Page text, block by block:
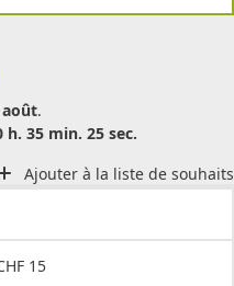
.
h. 35 min. 25 sec.
Ajouter à la liste de souhaits
15